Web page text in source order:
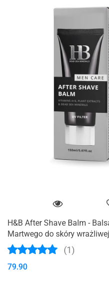
H&B After Shave Balm -
Martwego do skóry wrażliwej
(1)
79.90